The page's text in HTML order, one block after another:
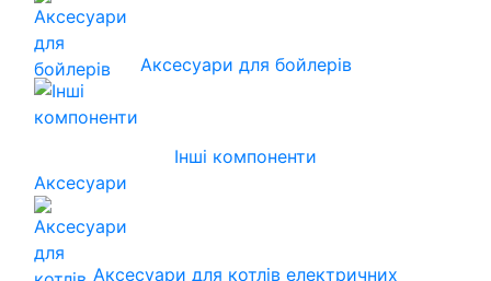
Аксесуари для бойлерів
Інші компоненти
Аксесуари
Аксесуари для котлів електричних